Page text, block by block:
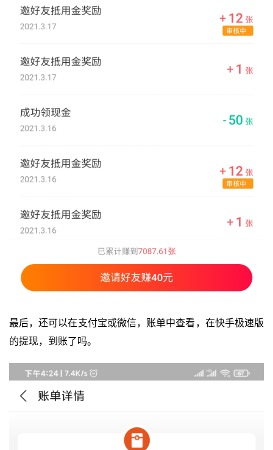
最后，还可以在支付宝或微信，账单中查看，在快手极速版
的提现，到账了吗。